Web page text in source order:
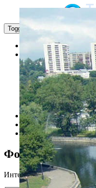
Toggle navigation
Главная
Номера
Полулюкс
Стандарт-1
Стандарт-2
3-х местный
4-х местный
6-ти местный
Бронирование
Галерея
Контакты
Фотогалерея
Интерьер и экстерьер отеля